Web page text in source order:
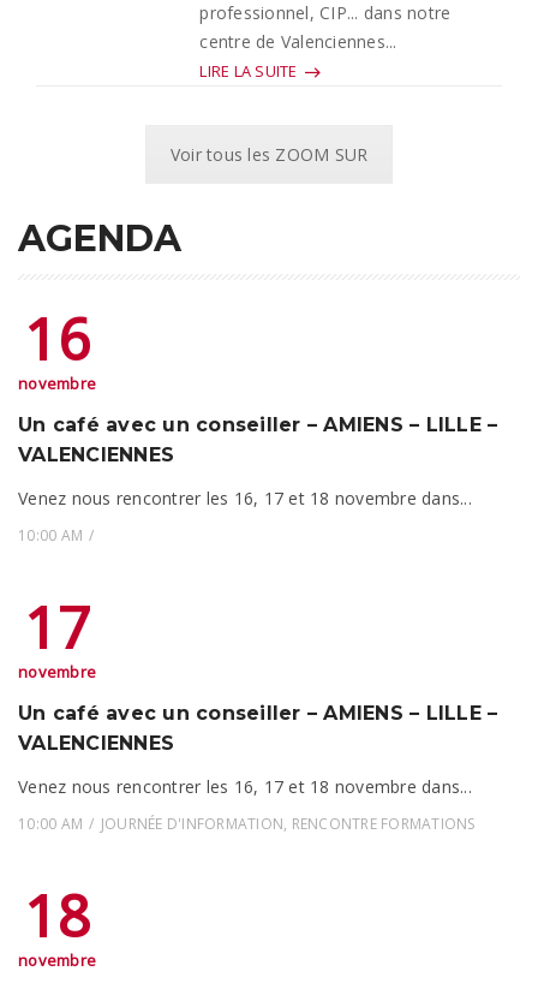
professionnel, CIP... dans notre
centre de Valenciennes...
LIRE LA SUITE
Voir tous les ZOOM SUR
AGENDA
16
novembre
Un café avec un conseiller – AMIENS – LILLE –
VALENCIENNES
Venez nous rencontrer les 16, 17 et 18 novembre dans...
10:00 AM
17
novembre
Un café avec un conseiller – AMIENS – LILLE –
VALENCIENNES
Venez nous rencontrer les 16, 17 et 18 novembre dans...
10:00 AM JOURNÉE D'INFORMATION, RENCONTRE FORMATIONS
18
novembre